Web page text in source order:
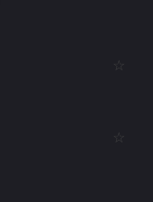
☆
☆